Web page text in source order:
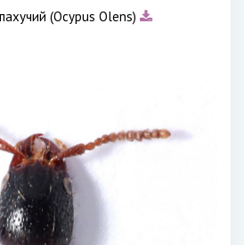
(Ocypus Olens)